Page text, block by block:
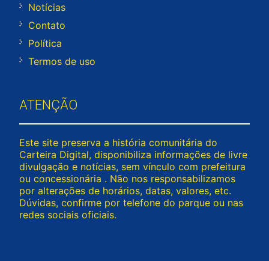
Notícias
Contato
Política
Termos de uso
ATENÇÃO
Este site preserva a história comunitária do
Carteira Digital, disponibiliza informações de livre
divulgação e notícias, sem vínculo com prefeitura
ou concessionária . Não nos responsabilizamos
por alterações de horários, datas, valores, etc.
Dúvidas, confirme por telefone do parque ou nas
redes sociais oficiais.